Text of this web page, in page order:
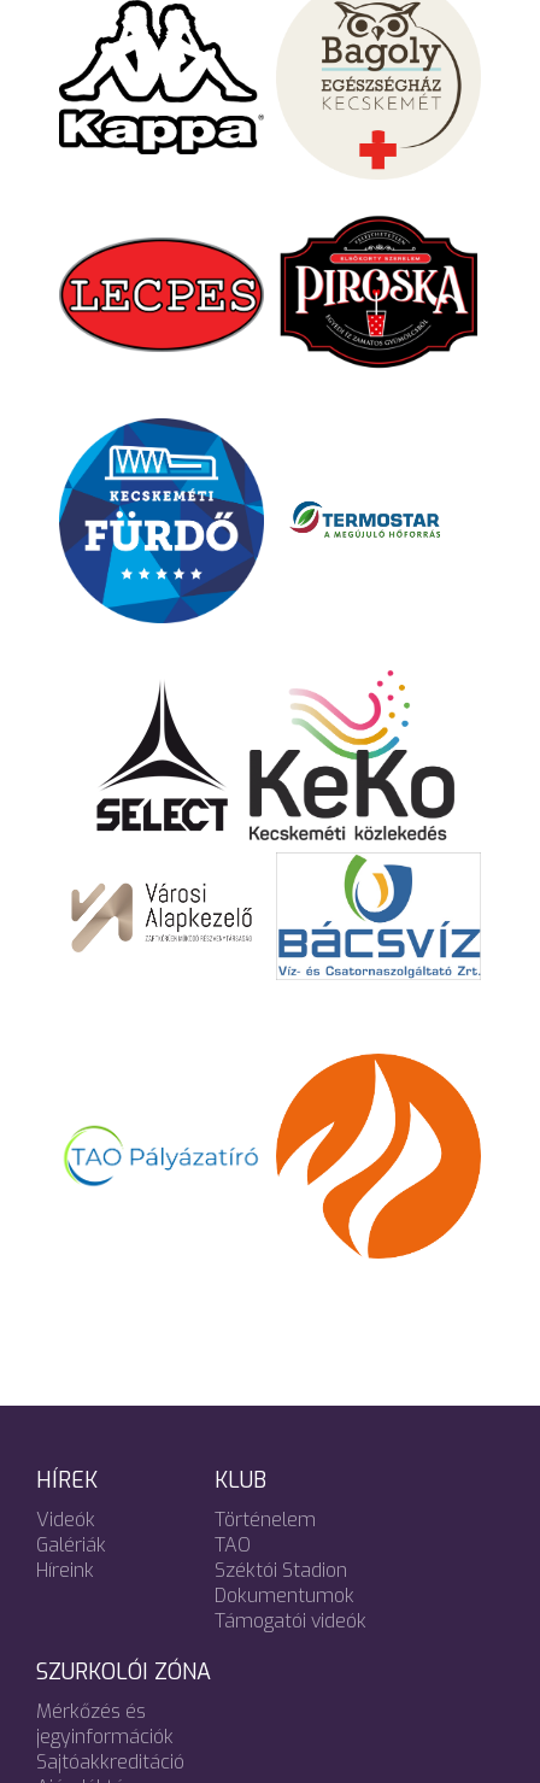
HÍREK
Videók
Galériák
Híreink
KLUB
Történelem
TAO
Széktói Stadion
Dokumentumok
Támogatói videók
SZURKOLÓI ZÓNA
Mérkőzés és
jegyinformációk
Sajtóakkreditáció